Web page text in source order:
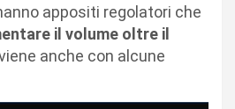
appositi regolatori che
il volume oltre il
anche con alcune